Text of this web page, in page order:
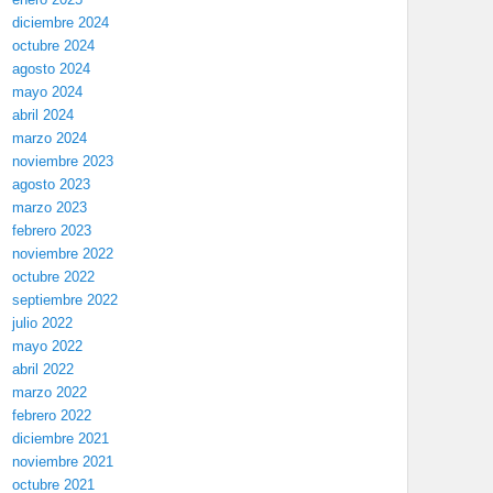
diciembre 2024
octubre 2024
agosto 2024
mayo 2024
abril 2024
marzo 2024
noviembre 2023
agosto 2023
marzo 2023
febrero 2023
noviembre 2022
octubre 2022
septiembre 2022
julio 2022
mayo 2022
abril 2022
marzo 2022
febrero 2022
diciembre 2021
noviembre 2021
octubre 2021